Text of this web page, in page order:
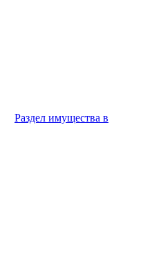
Раздел имущества в